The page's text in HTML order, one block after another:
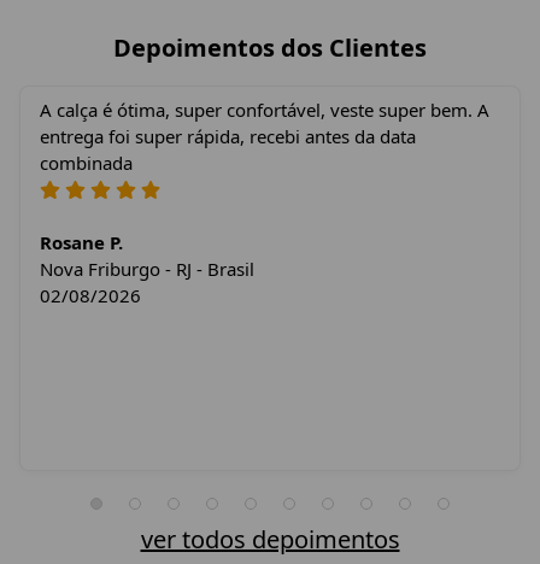
Depoimentos dos Clientes
A calça é ótima, super confortável, veste super bem. A
entrega foi super rápida, recebi antes da data
combinada
Rosane P.
Nova Friburgo - RJ - Brasil
02/08/2026
ver todos depoimentos